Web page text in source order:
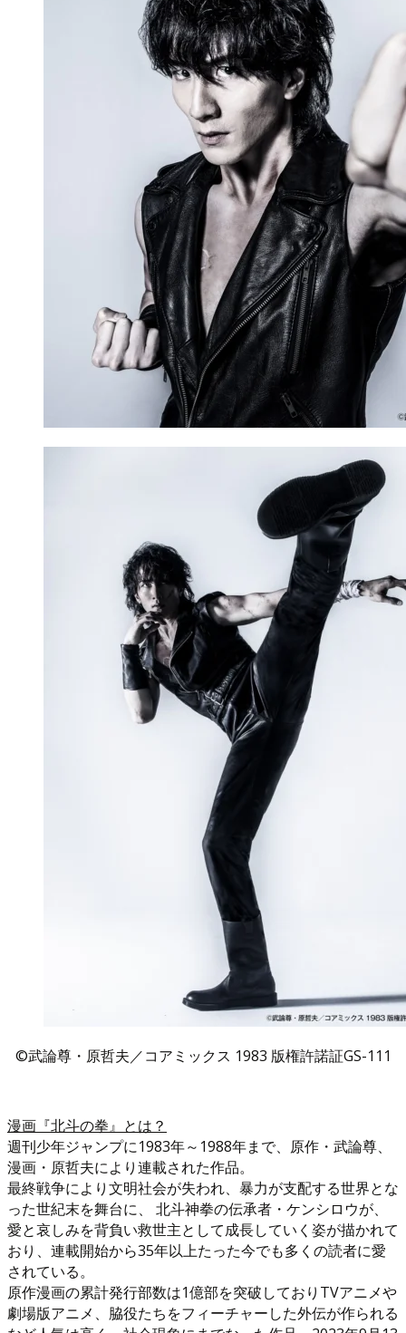
©武論尊・原哲夫／コアミックス 1983 版権許諾証GS-111
漫画『北斗の拳』とは？
週刊少年ジャンプに1983年～1988年まで、原作・武論尊、
漫画・原哲夫により連載された作品。
最終戦争により文明社会が失われ、暴力が支配する世界とな
った世紀末を舞台に、 北斗神拳の伝承者・ケンシロウが、
愛と哀しみを背負い救世主として成長していく姿が描かれて
おり、連載開始から35年以上たった今でも多くの読者に愛
されている。
原作漫画の累計発行部数は1億部を突破しておりTVアニメや
劇場版アニメ、脇役たちをフィーチャーした外伝が作られる